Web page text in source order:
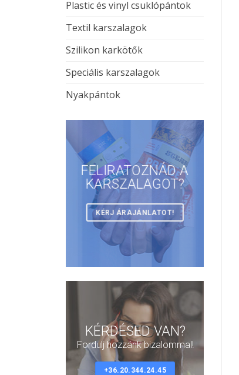
Plastic és vinyl csuklópántok
Textil karszalagok
Szilikon karkötők
Speciális karszalagok
Nyakpántok
FELIRATOZNÁD A
KARSZALAGOT?
KÉRJ ÁRAJÁNLATOT!
KÉRDÉSED VAN?
Fordulj hozzánk bizalommal!
+36.20.344.24.45